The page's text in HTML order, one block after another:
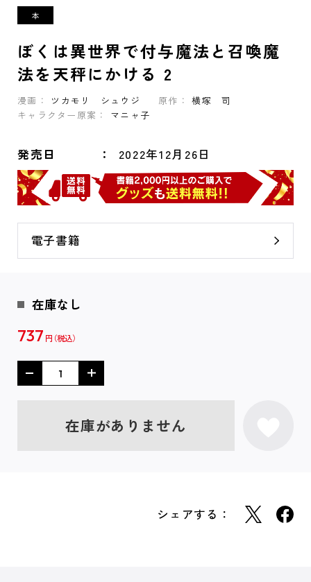
ぼくは異世界で付与魔法と召喚魔
法を天秤にかける 2
漫画： ツカモリ シュウジ 原作： 横塚 司
キャラクター原案：
マニャ子
発売日 2022年12月26日
電子書籍
在庫なし
737 円
在庫がありません
シェアする：